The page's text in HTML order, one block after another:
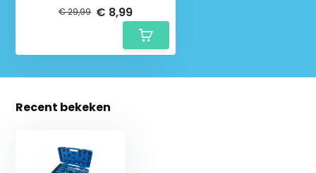
€ 29,99 € 8,99
Recent bekeken